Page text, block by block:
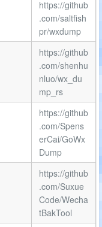
https://github
.com/saltfish
pr/wxdump
https://github
.com/shenhu
nluo/wx_du
mp_rs
https://github
.com/Spens
erCai/GoWx
Dump
https://github
.com/Suxue
Code/Wecha
tBakTool